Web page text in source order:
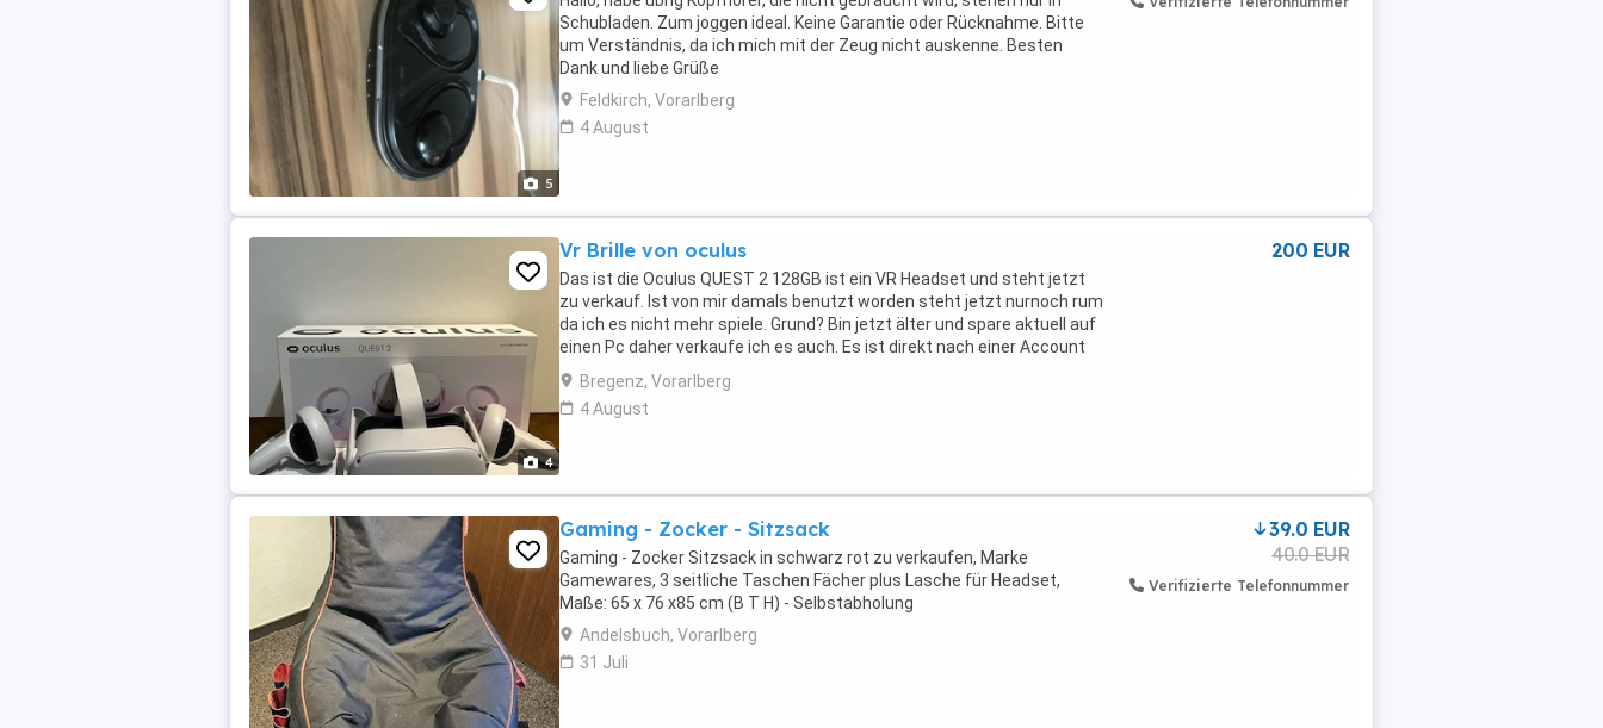
5
Schubladen. Zum joggen ideal. Keine Garantie oder Rücknahme. Bitte
um Verständnis, da ich mich mit der Zeug nicht auskenne. Besten
Dank und liebe Grüße
Feldkirch, Vorarlberg
4 August
4
Vr Brille von oculus
Das ist die Oculus QUEST 2 128GB ist ein VR Headset und steht jetzt
zu verkauf. Ist von mir damals benutzt worden steht jetzt nurnoch rum
da ich es nicht mehr spiele. Grund? Bin jetzt älter und spare aktuell auf
einen Pc daher verkaufe ich es auch. Es ist direkt nach einer Account
erstellung Spielbereit ...
Bregenz, Vorarlberg
4 August
200 EUR
Gaming - Zocker - Sitzsack
Gaming - Zocker Sitzsack in schwarz rot zu verkaufen, Marke
Gamewares, 3 seitliche Taschen Fächer plus Lasche für Headset,
Maße: 65 x 76 x85 cm (B T H) - Selbstabholung
Andelsbuch, Vorarlberg
31 Juli
39.0 EUR
40.0 EUR
Verifizierte Telefonnummer